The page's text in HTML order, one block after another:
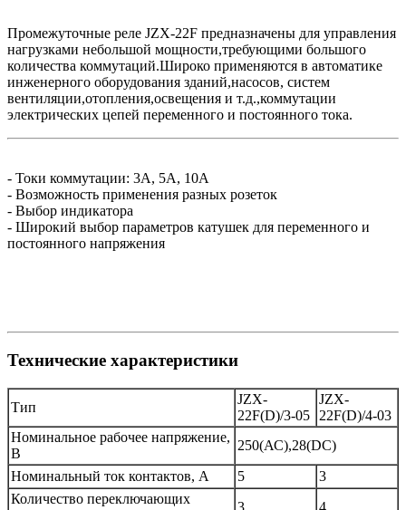
Промежуточные реле JZX-22F предназначены для управления
нагрузками небольшой мощности,требующими большого
количества коммутаций.Широко применяются в автоматике
инженерного оборудования зданий,насосов, систем
вентиляции,отопления,освещения и т.д.,коммутации
электрических цепей переменного и постоянного тока.
- Токи коммутации: 3А, 5А, 10А
- Возможность применения разных розеток
- Выбор индикатора
- Широкий выбор параметров катушек для переменного и
постоянного напряжения
Технические характеристики
Тип
JZX-
22F(D)/3-05
JZX-
22F(D)/4-03
Номинальное рабочее напряжение,
В
250(АС),28(DC)
Номинальный ток контактов, А
5
3
Количество переключающих
3 4